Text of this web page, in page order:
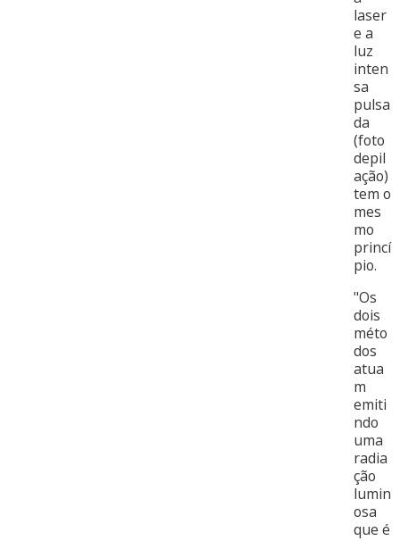
laser
e a
luz
inten
sa
pulsa
da
(foto
depil
ação)
tem o
mes
mo
princí
pio.
"Os
dois
méto
dos
atua
m
emiti
ndo
uma
radia
ção
lumin
osa
que é